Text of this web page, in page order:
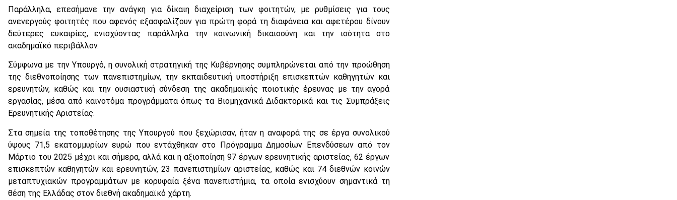
Παράλληλα, επεσήμανε την ανάγκη για δίκαιη διαχείριση των φοιτητών, με ρυθμίσεις για τους
ανενεργούς φοιτητές που αφενός εξασφαλίζουν για πρώτη φορά τη διαφάνεια και αφετέρου δίνουν
δεύτερες ευκαιρίες, ενισχύοντας παράλληλα την κοινωνική δικαιοσύνη και την ισότητα στο
ακαδημαϊκό περιβάλλον.
Σύμφωνα με την Υπουργό, η συνολική στρατηγική της Κυβέρνησης συμπληρώνεται από την προώθηση
της διεθνοποίησης των πανεπιστημίων, την εκπαιδευτική υποστήριξη επισκεπτών καθηγητών και
ερευνητών, καθώς και την ουσιαστική σύνδεση της ακαδημαϊκής ποιοτικής έρευνας με την αγορά
εργασίας, μέσα από καινοτόμα προγράμματα όπως τα Βιομηχανικά Διδακτορικά και τις Συμπράξεις
Ερευνητικής Αριστείας.
Στα σημεία της τοποθέτησης της Υπουργού που ξεχώρισαν, ήταν η αναφορά της σε έργα συνολικού
ύψους 71,5 εκατομμυρίων ευρώ που εντάχθηκαν στο Πρόγραμμα Δημοσίων Επενδύσεων από τον
Μάρτιο του 2025 μέχρι και σήμερα, αλλά και η αξιοποίηση 97 έργων ερευνητικής αριστείας, 62 έργων
επισκεπτών καθηγητών και ερευνητών, 23 πανεπιστημίων αριστείας, καθώς και 74 διεθνών κοινών
μεταπτυχιακών προγραμμάτων με κορυφαία ξένα πανεπιστήμια, τα οποία ενισχύουν σημαντικά τη
θέση της Ελλάδας στον διεθνή ακαδημαϊκό χάρτη.